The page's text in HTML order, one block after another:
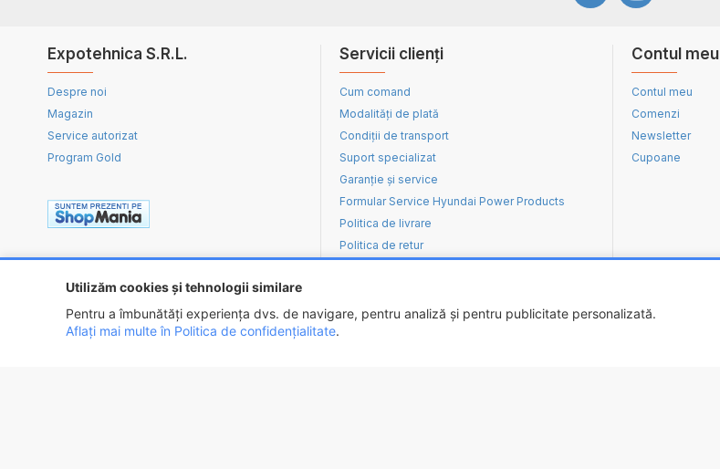
Utilizăm cookies și tehnologii similare
Pentru a îmbunătăți experiența dvs. de navigare, pentru analiză și pentru publicitate personalizată.
Aflați mai multe în Politica de confidențialitate.
Expotehnica S.R.L.
Despre noi
Magazin
Service autorizat
Program Gold
Servicii clienți
Cum comand
Modalități de plată
Condiții de transport
Suport specializat
Garanție și service
Formular Service Hyundai Power Products
Politica de livrare
Politica de retur
Contul meu
Contul meu
Comenzi
Newsletter
Cupoane
Copyright ©2026 - EXPOTEHNICA S.R.L.